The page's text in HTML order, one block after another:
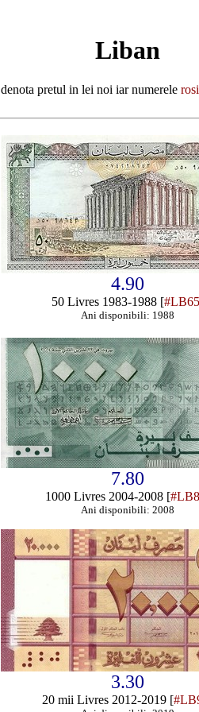
Liban
denota pretul in lei noi iar numerele
4.90
50 Livres 1983-1988 [#LB65
Ani disponibili: 1988
7.80
1000 Livres 2004-2008 [
Ani disponibili: 2008
3.30
20 mii Livres 2012-2019 [